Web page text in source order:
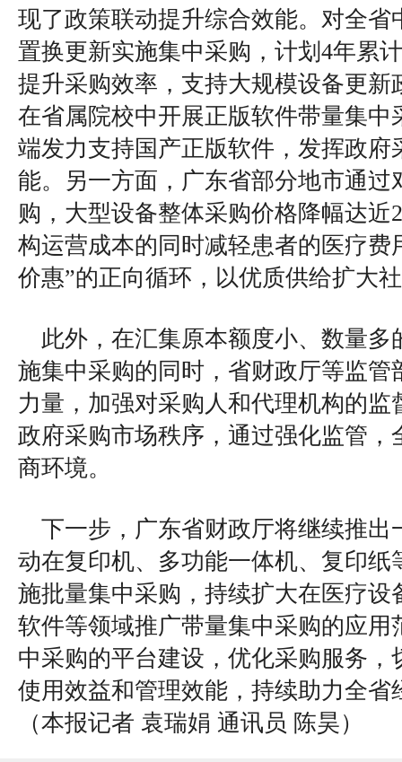
现了政策联动提升综合效能。对全省
置换更新实施集中采购，计划4年累
提升采购效率，支持大规模设备更新
在省属院校中开展正版软件带量集中
端发力支持国产正版软件，发挥政府
能。另一方面，广东省部分地市通过
购，大型设备整体采购价格降幅达近
构运营成本的同时减轻患者的医疗费
价惠”的正向循环，以优质供给扩大
此外，在汇集原本额度小、数量多
施集中采购的同时，省财政厅等监管
力量，加强对采购人和代理机构的监
政府采购市场秩序，通过强化监管，
商环境。
下一步，广东省财政厅将继续推出
动在复印机、多功能一体机、复印纸
施批量集中采购，持续扩大在医疗设
软件等领域推广带量集中采购的应用
中采购的平台建设，优化采购服务，
使用效益和管理效能，持续助力全省
（本报记者 袁瑞娟 通讯员 陈昊）